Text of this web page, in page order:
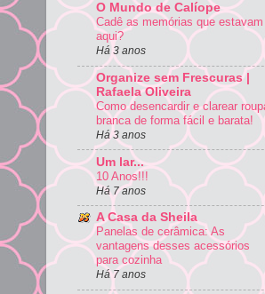
O Mundo de Calíope
Cadê as memórias que estavam
aqui?
Há 3 anos
Organize sem Frescuras |
Rafaela Oliveira
Como desencardir e clarear
branca de forma fácil e barata!
Há 3 anos
Um lar...
10 Anos!!!
Há 7 anos
A Casa da Sheila
Panelas de cerâmica: As
vantagens desses acessórios
para cozinha
Há 7 anos